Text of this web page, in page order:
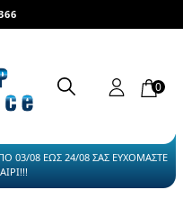
0
03/08 ΕΩΣ 24/08 ΣΑΣ ΕΥΧΟΜΑΣΤΕ